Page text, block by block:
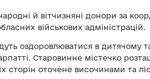
й вітчизняні донори за
військових адміністрацій.
оздоровлюватися в дитячому
Старовинне містечко
сторін оточене височинами та